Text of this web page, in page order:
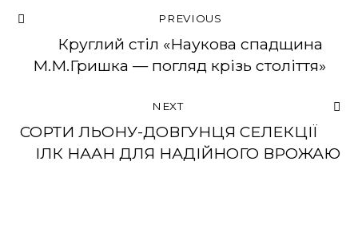
PREVIOUS
Круглий стіл «Наукова спадщина
М.М.Гришка — погляд крізь століття»
NEXT
СОРТИ ЛЬОНУ-ДОВГУНЦЯ СЕЛЕКЦІЇ
ІЛК НААН ДЛЯ НАДІЙНОГО ВРОЖАЮ